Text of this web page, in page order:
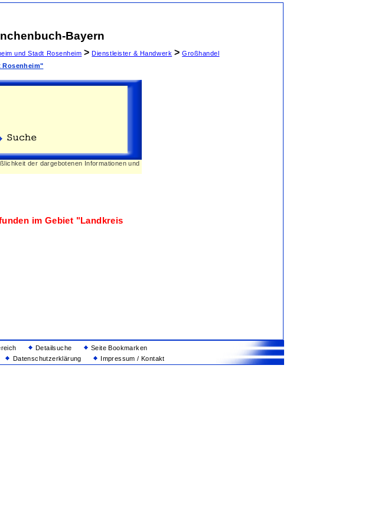
Bayern
und Stadt Rosenheim > Dienstleister & Handwerk > Großhandel
Rosenheim"
der dargebotenen Informationen und
im Gebiet "Landkreis
Detailsuche
Seite Bookmarken
Datenschutzerklärung Impressum / Kontakt